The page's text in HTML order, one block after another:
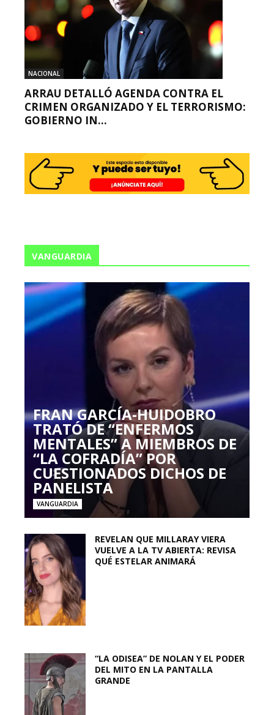
NACIONAL
ARRAU DETALLÓ AGENDA CONTRA EL
CRIMEN ORGANIZADO Y EL TERRORISMO:
GOBIERNO IN...
VANGUARDIA
FRAN GARCÍA-HUIDOBRO
TRATÓ DE “ENFERMOS
MENTALES” A MIEMBROS DE
“LA COFRADÍA” POR
CUESTIONADOS DICHOS DE
PANELISTA
VANGUARDIA
REVELAN QUE MILLARAY VIERA
VUELVE A LA TV ABIERTA: REVISA
QUÉ ESTELAR ANIMARÁ
“LA ODISEA” DE NOLAN Y EL PODER
DEL MITO EN LA PANTALLA
GRANDE